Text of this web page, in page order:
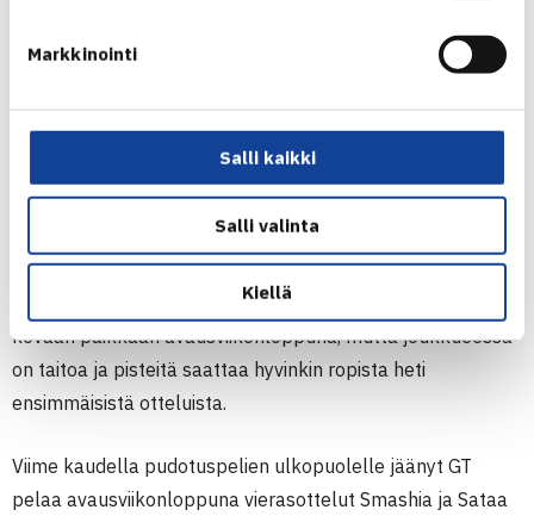
Markkinointi
Salli kaikki
Salli valinta
Kiellä
Oskari Eerolan
johdolla LVS on iskukykyinen joukkue, mutta muilla kuin
Eerolalla ei juuri ole liigakokemusta. Ottelu antaakin
suuntaa molempien joukkueiden kausille.
Sunnuntaina LVS haastaa viime kauden runkosarjan
voittajan ja hopeamitalistin TaTSin.Peetu Pohjolan,Lauri
Hermanni Tiaisen tähdittämä TaTS ei ole saanut
ulkomaalaisvahvistuksiaan mukaan avausviikonloppuna,
mutta joukkue on silti tasaisen laadukas. LVS joutuukin
kovaan paikkaan avausviikonloppuna, mutta joukkueessa
on taitoa ja pisteitä saattaa hyvinkin ropista heti
ensimmäisistä otteluista.
Viime kaudella pudotuspelien ulkopuolelle jäänyt GT
pelaa avausviikonloppuna vierasottelut Smashia ja Sataa